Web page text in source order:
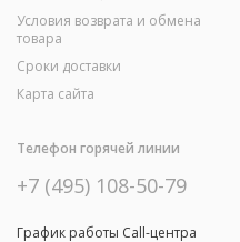
Условия возврата и обмена
товара
Сроки доставки
Карта сайта
Телефон горячей линии
+7 (495) 108-50-79
График работы Call-центра